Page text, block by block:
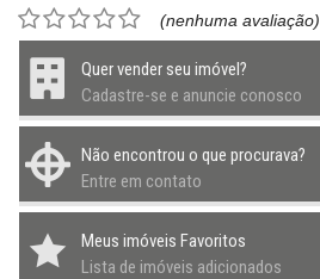
(nenhuma avaliação)
Quer vender seu imóvel?
Cadastre-se e anuncie conosco
Não encontrou o que procurava?
Entre em contato
Meus imóveis Favoritos
Lista de imóveis adicionados